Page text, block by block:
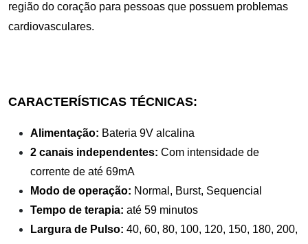
região do coração para pessoas que possuem problemas
cardiovasculares.
CARACTERÍSTICAS TÉCNICAS:
Alimentação: Bateria 9V alcalina
2 canais independentes: Com intensidade de
corrente de até 69mA
Modo de operação: Normal, Burst, Sequencial
Tempo de terapia: até 59 minutos
Largura de Pulso: 40, 60, 80, 100, 120, 150, 180, 200,